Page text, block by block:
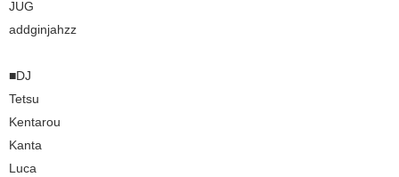
JUG
addginjahzz
■DJ
Tetsu
Kentarou
Kanta
Luca